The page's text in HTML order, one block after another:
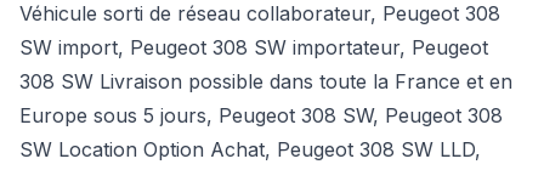
Véhicule sorti de réseau collaborateur, Peugeot 308
SW import, Peugeot 308 SW importateur, Peugeot
308 SW Livraison possible dans toute la France et en
Europe sous 5 jours, Peugeot 308 SW, Peugeot 308
SW Location Option Achat, Peugeot 308 SW LLD,